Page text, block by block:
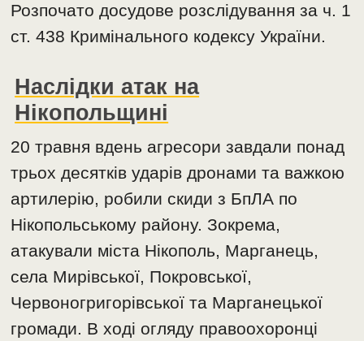
Розпочато досудове розслідування за ч. 1
ст. 438 Кримінального кодексу України.
Наслідки атак на
Нікопольщині
20 травня вдень агресори завдали понад
трьох десятків ударів дронами та важкою
артилерію, робили скиди з БпЛА по
Нікопольському району. Зокрема,
атакували міста Нікополь, Марганець,
села Мирівської, Покровської,
Червоногригорівської та Марганецької
громади. В ході огляду правоохоронці